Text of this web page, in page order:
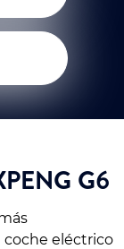
G6
coche eléctrico